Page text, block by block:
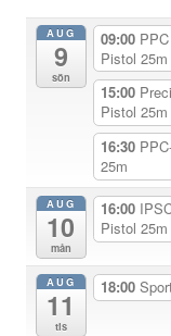
n
n
AUG
9
sön
09:00
Pistol 25m
15:00
Pistol 25m
16:30
25m
AUG
10
mån
16:00
Pistol 25m
AUG
11
tis
18:00